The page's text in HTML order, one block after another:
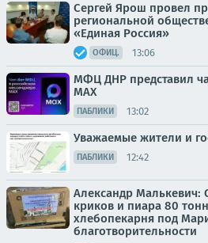
Сергей Ярош провел
региональной
«Единая Россия»
ОФИЦ. 13:06
МФЦ ДНР представил
MAX
ПАБЛИКИ 13:02
Уважаемые жители и
ПАБЛИКИ 12:42
Александр Малькевич:
криков и пиара 80
хлебопекарня под
благотворительности